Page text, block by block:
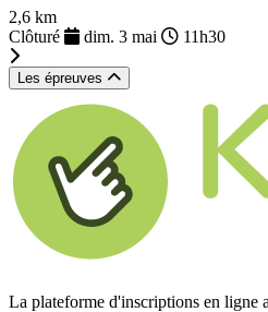
2,6 km
Clôturé
dim. 3 mai 11h30
Les épreuves
La plateforme d'inscriptions en ligne